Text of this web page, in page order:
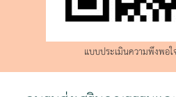
แบบประเมินความพึงพอใ